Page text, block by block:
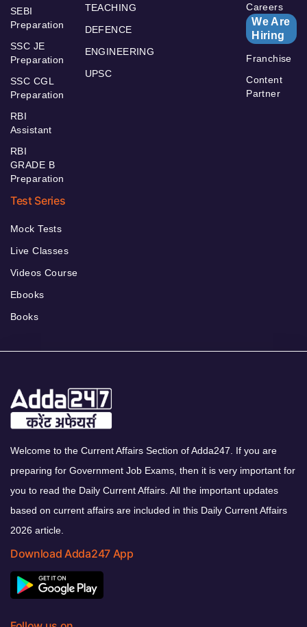
SEBI
Preparation
SSC JE
Preparation
SSC CGL
Preparation
RBI
Assistant
RBI
GRADE B
Preparation
TEACHING
DEFENCE
ENGINEERING
UPSC
Careers
We Are
Hiring
Franchise
Content
Partner
Test Series
Mock Tests
Live Classes
Videos Course
Ebooks
Books
Welcome to the Current Affairs Section of Adda247. If you are
preparing for Government Job Exams, then it is very important for
you to read the Daily Current Affairs. All the important updates
based on current affairs are included in this Daily Current Affairs
2026 article.
Download Adda247 App